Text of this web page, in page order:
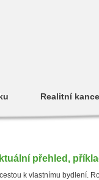
Realitní
přehled,
k vlastnímu bydlení.